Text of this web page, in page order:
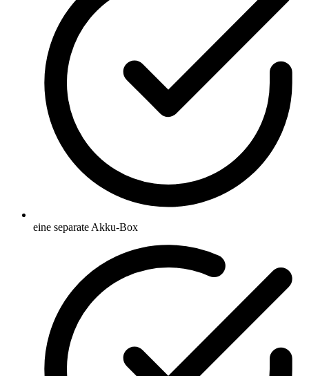
eine separate Akku-Box